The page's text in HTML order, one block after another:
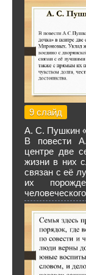
9 слайд
А. С. Пушкин
В повести
центре две
жизни в них
связан с её
их